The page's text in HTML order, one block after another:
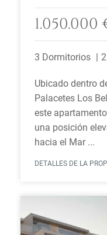
1.050.000
3 Dormitorios
Ubicado dentro
Palacetes Los
este
una posición
hacia el Mar ...
DETALLES DE LA